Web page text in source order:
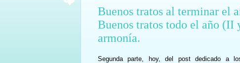
Buenos tratos al terminar el
Buenos tratos todo el año
armonía.
Segunda parte, hoy, del post dedicado a